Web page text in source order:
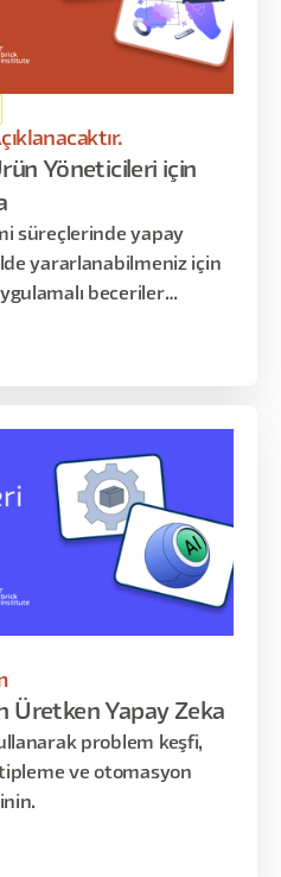
Yöneticileri için
süreçlerinde yapay
yararlanabilmeniz için
beceriler
sürülmesine kadar
ve lansman
kritik konuları kapsar.
Üretken Yapay Zeka
problem keşfi,
ve otomasyon